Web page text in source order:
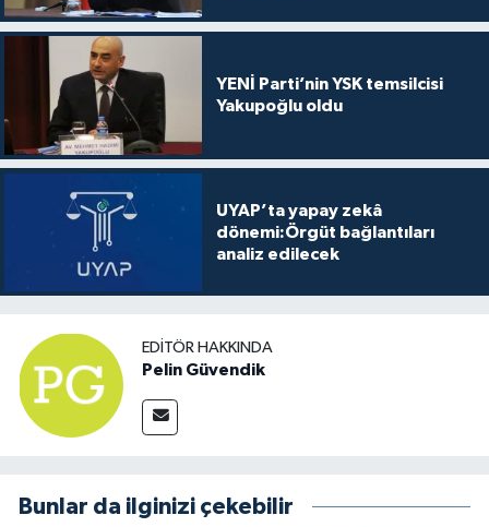
YENİ Parti’nin YSK temsilcisi
Yakupoğlu oldu
UYAP’ta yapay zekâ
dönemi:Örgüt bağlantıları
analiz edilecek
EDITÖR HAKKINDA
Pelin Güvendik
Bunlar da ilginizi çekebilir